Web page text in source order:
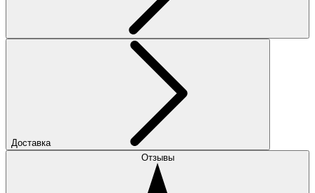
Доставка
Отзывы